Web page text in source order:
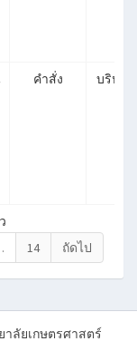
คำสั่ง บริหาร
14 ถัดไป
าลัยเกษตรศาสตร์